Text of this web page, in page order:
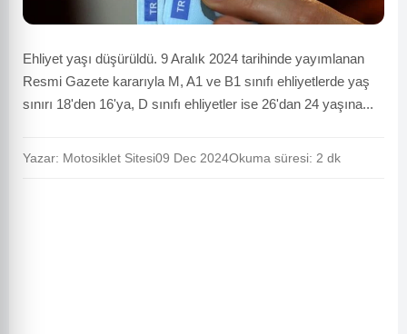
Ehliyet yaşı düşürüldü. 9 Aralık 2024 tarihinde yayımlanan
Resmi Gazete kararıyla M, A1 ve B1 sınıfı ehliyetlerde yaş
sınırı 18'den 16'ya, D sınıfı ehliyetler ise 26'dan 24 yaşına...
Yazar: Motosiklet Sitesi09 Dec 2024Okuma süresi: 2 dk